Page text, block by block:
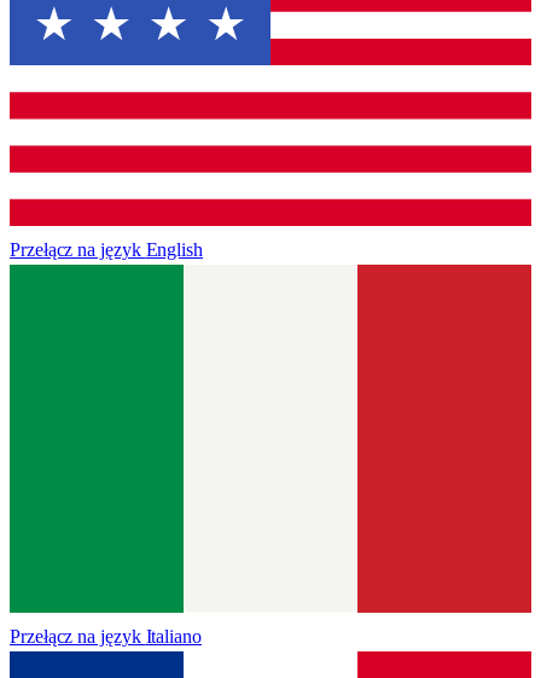
Przełącz na język English
Przełącz na język Italiano